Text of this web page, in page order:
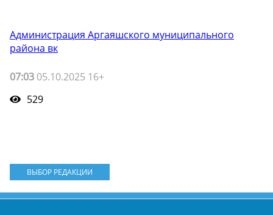
Администрация Аргаяшского муниципального
района вк
07:03 05.10.2025 16+
529
ВЫБОР РЕДАКЦИИ